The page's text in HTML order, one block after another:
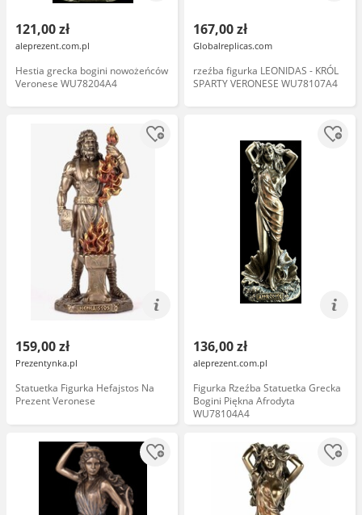
121,00 zł
aleprezent.com.pl
Hestia grecka bogini nowożeńców
Veronese WU78204A4
167,00 zł
Globalreplicas.com
rzeźba figurka LEONIDAS - KRÓL
SPARTY VERONESE WU78107A4
159,00 zł
Prezentynka.pl
Statuetka Figurka Hefajstos Na
Prezent Veronese
136,00 zł
aleprezent.com.pl
Figurka Rzeźba Statuetka Grecka
Bogini Piękna Afrodyta
WU78104A4